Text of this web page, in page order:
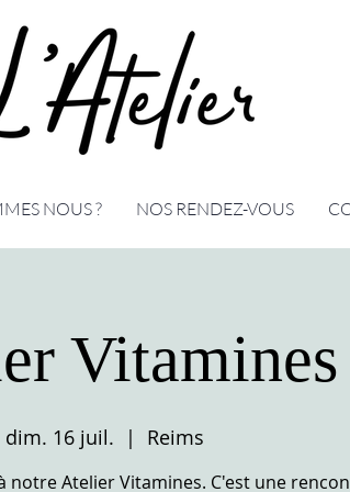
NOUS ? NOS RENDEZ-VOUS
Vitamines
dim. 16 juil.
  |
Reims
notre Atelier Vitamines. C'est une